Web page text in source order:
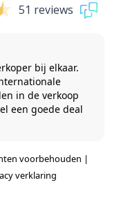
51 reviews
bij elkaar.
in de verkoop
een goede deal
voorbehouden |
verklaring